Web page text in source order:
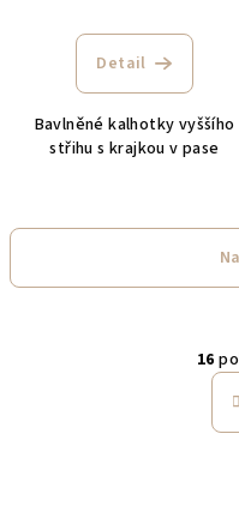
Detail
Bavlněné kalhotky vyššího
střihu s krajkou v pase
16